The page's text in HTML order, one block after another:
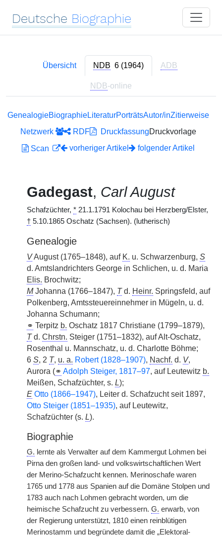
Deutsche Biographie
Übersicht NDB 6 (1964) ADB
NDB-online
GenealogieBiographieLiteraturPorträtsAutor/inZitierweise
Netzwerk
RDF DruckfassungDruckvorlage
Scan
vorheriger Artikel folgender Artikel
Gadegast, Carl August
Schafzüchter, * 21.1.1791 Kolochau bei Herzberg/Elster,
† 5.10.1865 Oschatz (Sachsen). (lutherisch)
Genealogie
VAugust (1765–1848), auf K. u. Schwarzenburg, S
d. Amtslandrichters George in Schlichen, u. d. Maria
Elis. Brochwitz;
MJohanna (1766–1847), Td. Heinr. Springsfeld, auf
Polkenberg, Amtssteuereinnehmer in Mügeln, u. d.
Johanna Schumann;
⚭ Terpitz b. Oschatz 1817 Christiane (1799–1879),
Td. Chrstn. Steiger (1751–1832), auf Alt-Oschatz,
Rosenthal u. Mannschatz, u. d. Charlotte Böhme;
6 S, 2 T, u. a. Robert (1828–1907), Nachf. d. V,
Aurora (⚭ Adolph Steiger, 1817–97, auf Leutewitz b.
Meißen, Schafzüchter, s. L);
E Otto (1866–1947), Leiter d. Schafzucht seit 1897,
Otto Steiger (1851–1935), auf Leutewitz,
Schafzüchter (s. L).
Biographie
G. lernte als Verwalter auf dem Kammergut Lohmen bei
Pirna den großen land- und volkswirtschaftlichen Wert
der Merino-Schafzucht kennen. Merinoschafe waren
1765 und 1778 aus Spanien auf die Domäne Stolpen und
1783 auch nach Lohmen gebracht worden, um die
heimische Schafzucht zu verbessern. G. erwarb, von
der Regierung unterstützt, 1810 einen reinblütigen
Merinostamm und begründete damit die „Elektoral-